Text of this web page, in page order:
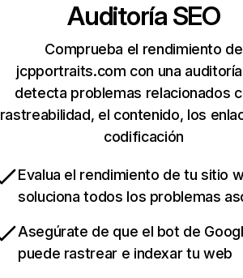
Auditoría SEO
Comprueba el rendimiento de
jcpportraits.com con una
detecta problemas relacionados
rastreabilidad, el contenido, los
codificación
Evalua el rendimiento de tu sitio
soluciona todos los problemas
Asegúrate de que el bot de
puede rastrear e indexar tu web